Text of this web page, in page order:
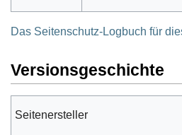
Das Seitenschutz-Logbuch für
Versionsgeschichte
Seitenersteller